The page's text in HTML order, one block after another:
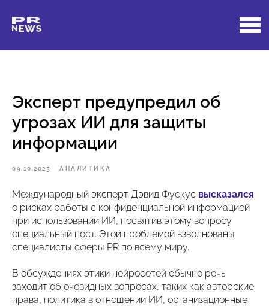
Эксперт предупредил об
угрозах ИИ для защиты
информации
09.10.2025 АНАЛИТИКА
Международный эксперт Дэвид Фускус высказался
о рисках работы с конфиденциальной информацией
при использовании ИИ, посвятив этому вопросу
специальный пост. Этой проблемой взволнованы
специалисты сферы PR по всему миру.
В обсуждениях этики нейросетей обычно речь
заходит об очевидных вопросах, таких как авторские
права, политика в отношении ИИ, организационные